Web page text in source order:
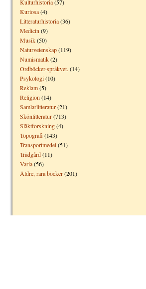
Kulturhistoria(57)
Kuriosa(4)
Litteraturhistoria(36)
Medicin (9)
Musik(50)
Naturvetenskap(119)
Numismatik(2)
Ordböcker-språkvet. (14)
Psykologi(10)
Reklam(5)
Religion (14)
Samlarlitteratur(21)
Skönlitteratur(713)
Släktforskning(4)
Topografi (143)
Transportmedel(51)
Trädgård(11)
Varia(56)
Äldre, rara böcker(201)